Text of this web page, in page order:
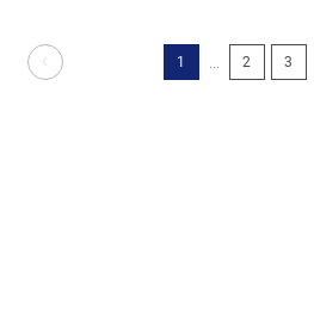
1 2 3